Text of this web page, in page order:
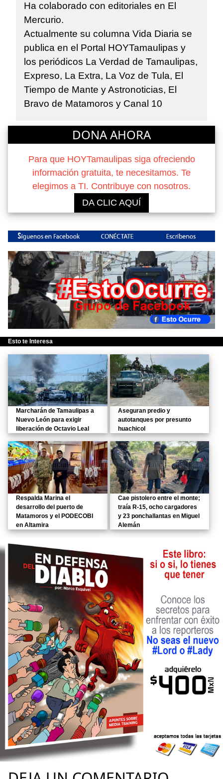
Ha colaborado con editoriales en El
Mercurio.
Actualmente su columna Vida Diaria se
publica en el Portal HOYTamaulipas y
los periódicos La Verdad de Tamaulipas,
Expreso, La Extra, La Voz de Tula, El
Tiempo de Mante y Astronoticias, El
Bravo de Matamoros y Canal 10
DONA AHORA
Para que HOYTamaulipas siga ofreciendo
información gratuita, te necesitamos. Te
elegimos a TI. Contribuye con nosotros.
DA CLIC AQUÍ
Esto te Interesa
Marcharán de Tamaulipas a
Nuevo León para exigir
liberación de Octavio Leal
Aseguran predio y
autotanques por presunto
huachicol
Respalda Marina el
desarrollo del puerto de
Matamoros y el PODECOBI
en Altamira
Cae pistolero entre el monte;
traía R-15, ocho cargadores
y 23 ponchallantas en Miguel
Alemán